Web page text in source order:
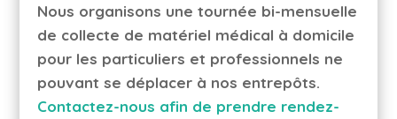
Nous organisons une tournée bi-mensuelle
de collecte de matériel médical à domicile
pour les particuliers et professionnels ne
pouvant se déplacer à nos entrepôts.
Contactez-nous afin de prendre rendez-